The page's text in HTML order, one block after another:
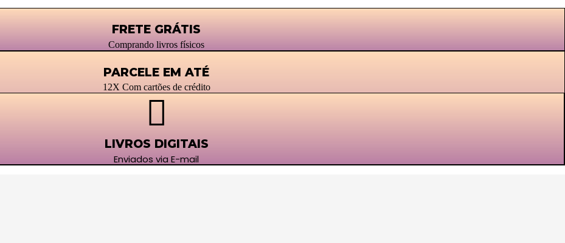
FRETE GRÁTIS
Comprando livros físicos
PARCELE EM ATÉ
12X Com cartões de crédito
LIVROS DIGITAIS
Enviados via E-mail